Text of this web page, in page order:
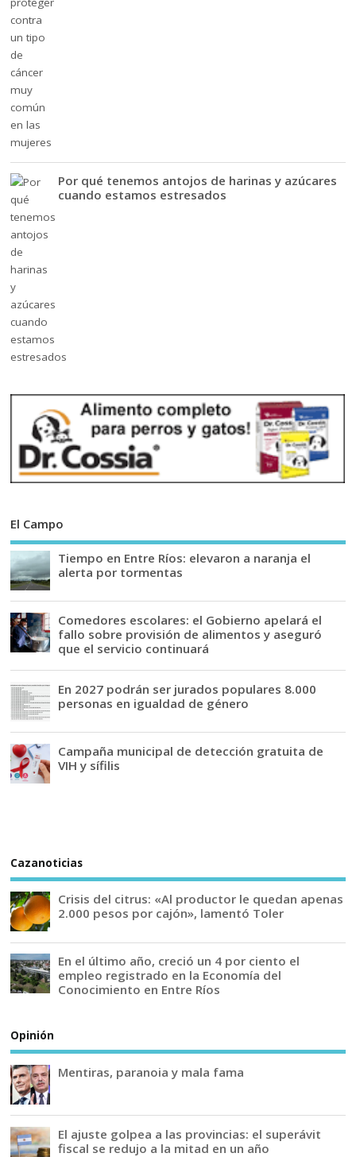
Por qué tenemos antojos de harinas y azúcares
cuando estamos estresados
El Campo
Tiempo en Entre Ríos: elevaron a naranja el
alerta por tormentas
Comedores escolares: el Gobierno apelará el
fallo sobre provisión de alimentos y aseguró
que el servicio continuará
En 2027 podrán ser jurados populares 8.000
personas en igualdad de género
Campaña municipal de detección gratuita de
VIH y sífilis
Cazanoticias
Crisis del citrus: «Al productor le quedan apenas
2.000 pesos por cajón», lamentó Toler
En el último año, creció un 4 por ciento el
empleo registrado en la Economía del
Conocimiento en Entre Ríos
Opinión
Mentiras, paranoia y mala fama
El ajuste golpea a las provincias: el superávit
fiscal se redujo a la mitad en un año